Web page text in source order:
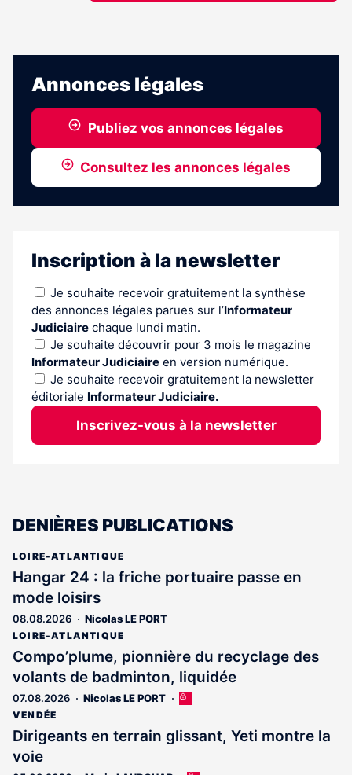
Annonces légales
Publiez vos annonces légales
Consultez les annonces légales
Inscription à la newsletter
Je souhaite recevoir gratuitement la synthèse
des annonces légales parues sur l’Informateur
Judiciaire chaque lundi matin.
Je souhaite découvrir pour 3 mois le magazine
Informateur Judiciaire en version numérique.
Je souhaite recevoir gratuitement la newsletter
éditoriale Informateur Judiciaire.
Inscrivez-vous à la newsletter
DENIÈRES PUBLICATIONS
LOIRE-ATLANTIQUE
Hangar 24 : la friche portuaire passe en
mode loisirs
08.08.2026 Nicolas LE PORT
LOIRE-ATLANTIQUE
Compo’plume, pionnière du recyclage des
volants de badminton, liquidée
07.08.2026 Nicolas LE PORT
Cet
est
réservé
VENDÉE
Dirigeants en terrain glissant, Yeti montre la
voie